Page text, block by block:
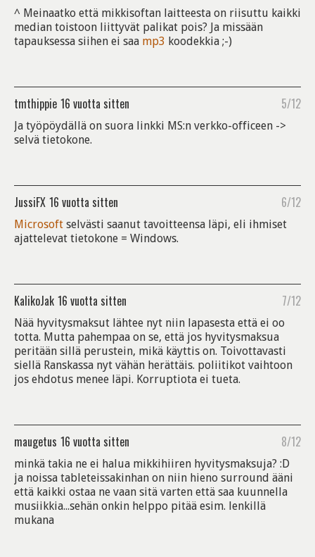
^ Meinaatko että mikkisoftan laitteesta on riisuttu kaikki
median toistoon liittyvät palikat pois? Ja missään
tapauksessa siihen ei saa mp3 koodekkia ;-)
tmthippie 16 vuotta sitten 5/12
Ja työpöydällä on suora linkki MS:n verkko-officeen ->
selvä tietokone.
JussiFX 16 vuotta sitten 6/12
Microsoft selvästi saanut tavoitteensa läpi, eli ihmiset
ajattelevat tietokone = Windows.
KalikoJak 16 vuotta sitten 7/12
Nää hyvitysmaksut lähtee nyt niin lapasesta että ei oo
totta. Mutta pahempaa on se, että jos hyvitysmaksua
peritään sillä perustein, mikä käyttis on. Toivottavasti
siellä Ranskassa nyt vähän herättäis. poliitikot vaihtoon
jos ehdotus menee läpi. Korruptiota ei tueta.
maugetus 16 vuotta sitten 8/12
minkä takia ne ei halua mikkihiiren hyvitysmaksuja? :D
ja noissa tableteissakinhan on niin hieno surround ääni
että kaikki ostaa ne vaan sitä varten että saa kuunnella
musiikkia...sehän onkin helppo pitää esim. lenkillä
mukana